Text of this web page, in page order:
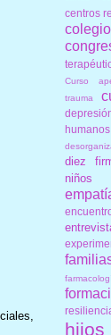
centros
Curso
trauma
humanos
diez
niños